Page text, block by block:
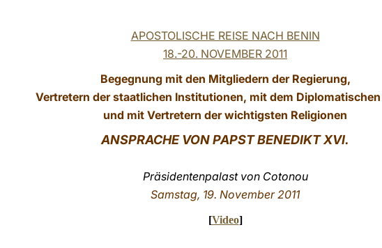
APOSTOLISCHE REISE NACH BENIN
18.-20. NOVEMBER 2011
Begegnung mit den Mitgliedern der Regierung,
Vertretern der staatlichen Institutionen, mit dem
und mit Vertretern der wichtigsten Religionen
ANSPRACHE VON PAPST BENEDIKT XVI.
Präsidentenpalast von Cotonou
Samstag, 19. November 2011
[Video]